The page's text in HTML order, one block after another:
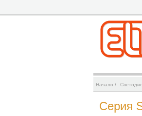
Начало /
Серия